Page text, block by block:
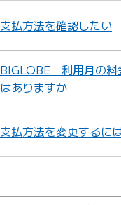
支払方法を確認したい
BIGLOBE 利用月の料
はありますか
支払方法を変更するに